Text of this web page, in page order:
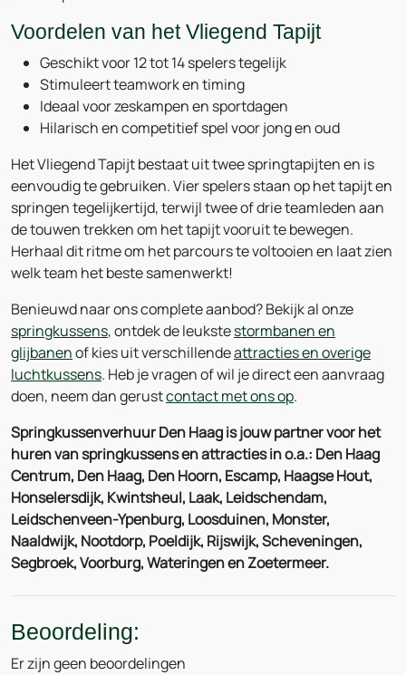
Voordelen van het Vliegend Tapijt
Geschikt voor 12 tot 14 spelers tegelijk
Stimuleert teamwork en timing
Ideaal voor zeskampen en sportdagen
Hilarisch en competitief spel voor jong en oud
Het Vliegend Tapijt bestaat uit twee springtapijten en is
eenvoudig te gebruiken. Vier spelers staan op het tapijt en
springen tegelijkertijd, terwijl twee of drie teamleden aan
de touwen trekken om het tapijt vooruit te bewegen.
Herhaal dit ritme om het parcours te voltooien en laat zien
welk team het beste samenwerkt!
Benieuwd naar ons complete aanbod? Bekijk al onze
springkussens, ontdek de leukstestormbanen en
glijbanenof kies uit verschillendeattracties en overige
luchtkussens. Heb je vragen of wil je direct een aanvraag
doen, neem dan gerustcontact met ons op.
Springkussenverhuur Den Haag is jouw partner voor het
huren van springkussens en attracties in o.a.: Den Haag
Centrum, Den Haag, Den Hoorn, Escamp, Haagse Hout,
Honselersdijk, Kwintsheul, Laak, Leidschendam,
Leidschenveen-Ypenburg, Loosduinen, Monster,
Naaldwijk, Nootdorp, Poeldijk, Rijswijk, Scheveningen,
Segbroek, Voorburg, Wateringen en Zoetermeer.
Beoordeling:
Er zijn geen beoordelingen